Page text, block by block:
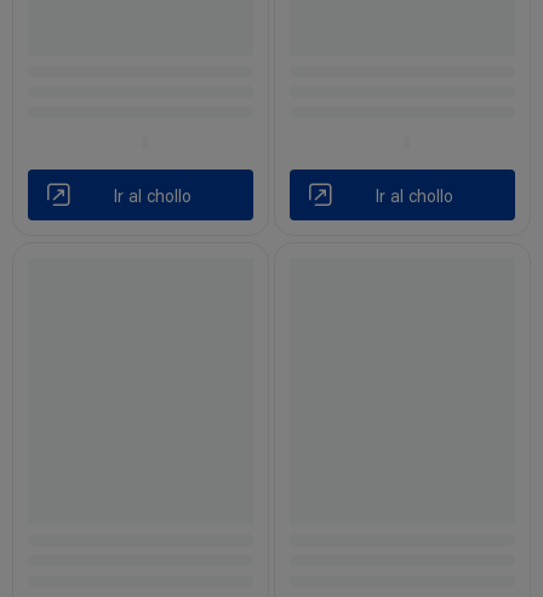
Ir al chollo Ir al chollo